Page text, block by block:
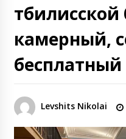
камерный,
бесплатный
Levshits Nikolai